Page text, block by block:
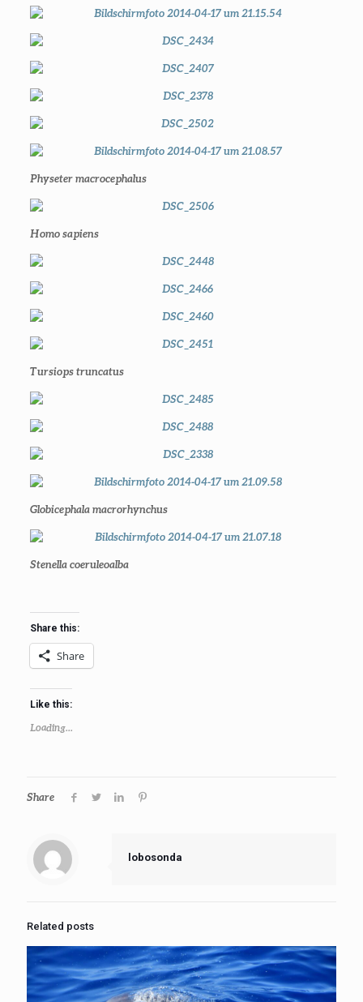
Physeter macrocephalus
Homo sapiens
Tursiops truncatus
Globicephala macrorhynchus
Stenella coeruleoalba
Share this:
Share
Like this:
Loading...
Share
lobosonda
Related posts